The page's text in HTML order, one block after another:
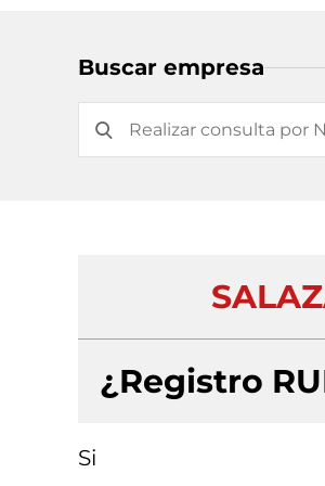
Buscar empresa
¿Registro
Si